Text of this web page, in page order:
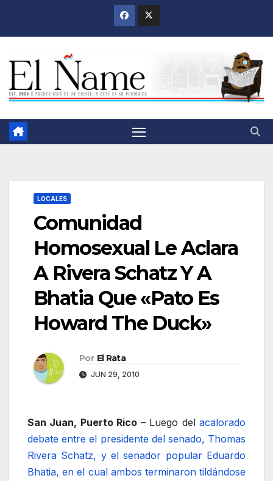
LOCALES
Comunidad
Homosexual Le Aclara
A Rivera Schatz Y A
Bhatia Que «Pato Es
Howard The Duck»
Por El Rata
JUN 29, 2010
San Juan, Puerto Rico– Luego delacalorado
debate entre el presidente del senado, Thomas
Rivera Schatz, y el senador popular Eduardo
Bhatia, en el cual ambos terminaron tildándose